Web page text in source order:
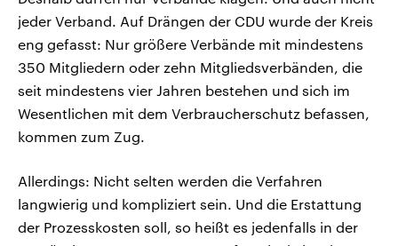
jeder Verband. Auf Drängen der CDU wurde der Kreis
eng gefasst: Nur größere Verbände mit mindestens
350 Mitgliedern oder zehn Mitgliedsverbänden, die
seit mindestens vier Jahren bestehen und sich im
Wesentlichen mit dem Verbraucherschutz befassen,
kommen zum Zug.
Allerdings: Nicht selten werden die Verfahren
langwierig und kompliziert sein. Und die Erstattung
der Prozesskosten soll, so heißt es jedenfalls in der